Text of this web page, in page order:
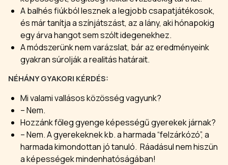
A balhés fiúkból lesznek a legjobb csapatjátékosok,
és már tanítja a színjátszást, az a lány, aki hónapokig
egy árva hangot sem szólt idegenekhez.
A módszerünk nem varázslat, bár az eredményeink
gyakran súrolják a realitás határait.
NÉHÁNY GYAKORI KÉRDÉS:
Mi valami vallásos közösség vagyunk?
– Nem.
Hozzánk főleg gyenge képességű gyerekek járnak?
– Nem. A gyerekeknek kb. a harmada “felzárkózó”, a
harmada kimondottan jó tanuló. Ráadásul nem hiszün
a képességek mindenhatóságában!